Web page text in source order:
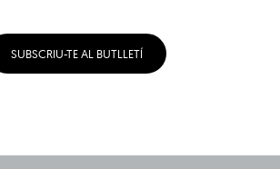
SUBSCRIU-TE AL BUTLLETÍ